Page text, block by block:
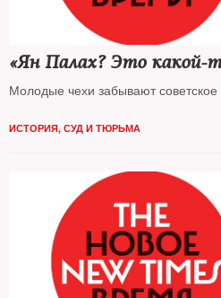
«Ян Палах? Это какой-
Молодые чехи забывают
ИСТОРИЯ, СУД И ТЮРЬМА